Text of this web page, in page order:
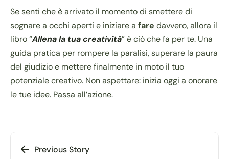
Se senti che è arrivato il momento di smettere di
sognare a occhi aperti e iniziare a fare davvero, allora il
libro “Allena la tua creatività” è ciò che fa per te. Una
guida pratica per rompere la paralisi, superare la paura
del giudizio e mettere finalmente in moto il tuo
potenziale creativo. Non aspettare: inizia oggi a onorare
le tue idee. Passa all’azione.
Previous Story